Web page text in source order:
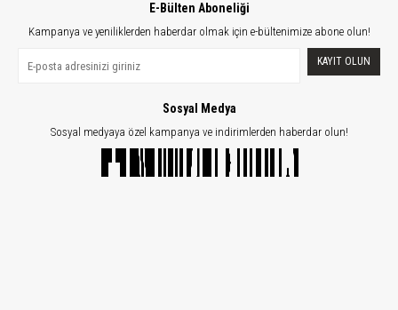
E-Bülten Aboneliği
Kampanya ve yeniliklerden haberdar olmak için e-bültenimize abone olun!
KAYIT OLUN
Sosyal Medya
Sosyal medyaya özel kampanya ve indirimlerden haberdar olun!